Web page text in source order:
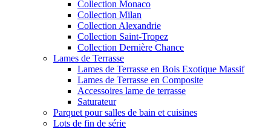
Collection Monaco
Collection Milan
Collection Alexandrie
Collection Saint-Tropez
Collection Dernière Chance
Lames de Terrasse
Lames de Terrasse en Bois Exotique Massif
Lames de Terrasse en Composite
Accessoires lame de terrasse
Saturateur
Parquet pour salles de bain et cuisines
Lots de fin de série